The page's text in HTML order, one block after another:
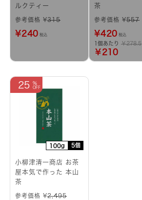
ルクティー
参考価格 ¥315
¥240 税込
茶
参考価格 ¥557
¥420 税込
1個あたり ￥278.5
￥210
100g 5個
25
小柳津清一商店 お茶
屋本気で作った 本山
茶
参考価格 ¥2,495